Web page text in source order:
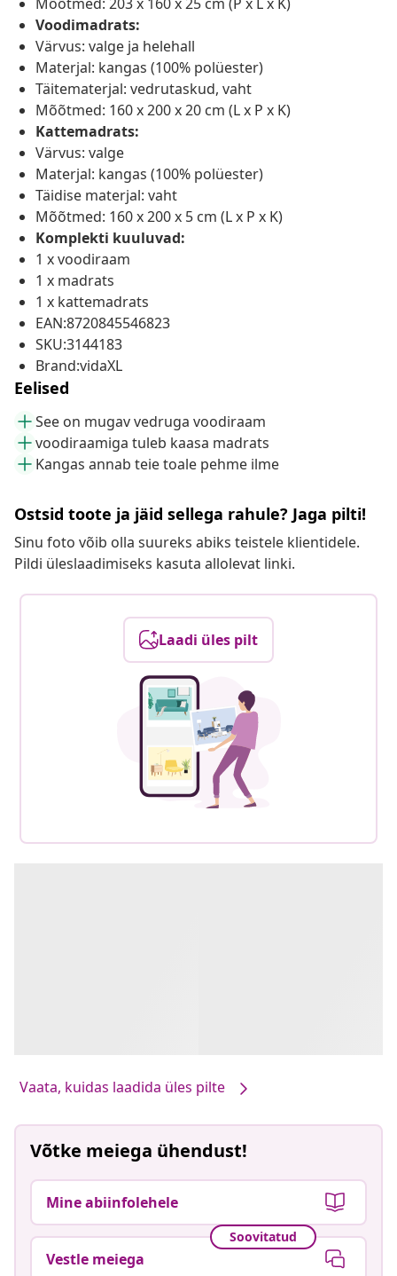
Voodimadrats:
Värvus: valge ja helehall
Materjal: kangas (100% polüester)
Täitematerjal: vedrutaskud, vaht
Mõõtmed: 160 x 200 x 20 cm (L x P x K)
Kattemadrats:
Värvus: valge
Materjal: kangas (100% polüester)
Täidise materjal: vaht
Mõõtmed: 160 x 200 x 5 cm (L x P x K)
Komplekti kuuluvad:
1 x voodiraam
1 x madrats
1 x kattemadrats
EAN:8720845546823
SKU:3144183
Brand:vidaXL
Eelised
See on mugav vedruga voodiraam
voodiraamiga tuleb kaasa madrats
Kangas annab teie toale pehme ilme
Ostsid toote ja jäid sellega rahule? Jaga pilti!
Sinu foto võib olla suureks abiks teistele klientidele.
Pildi üleslaadimiseks kasuta allolevat linki.
Laadi üles pilt
Vaata, kuidas laadida üles pilte
Võtke meiega ühendust!
Mine abiinfolehele
Soovitatud
Vestle meiega